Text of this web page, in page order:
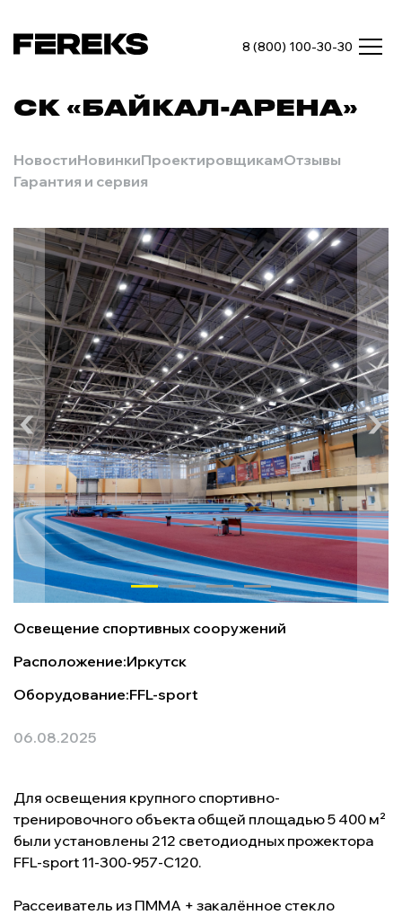
8 (800) 100-30-30
СК «БАЙКАЛ-АРЕНА»
НовостиНовинкиПроектировщикамОтзывы
Гарантия и сервия
Освещение спортивных сооружений
Расположение:Иркутск
Оборудование:FFL-sport
06.08.2025
Для освещения крупного спортивно-
тренировочного объекта общей площадью 5 400 м²
были установлены 212 светодиодных прожектора
FFL-sport 11-300-957-С120.
Рассеиватель из ПММА + закалённое стекло